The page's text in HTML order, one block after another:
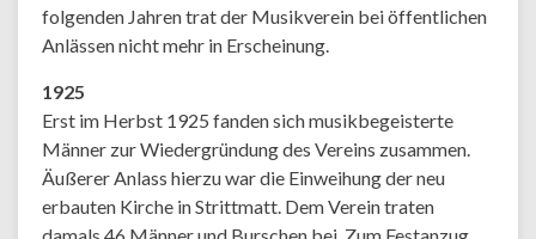
folgenden Jahren trat der Musikverein bei öffentlichen
Anlässen nicht mehr in Erscheinung.
1925
Erst im Herbst 1925 fanden sich musikbegeisterte
Männer zur Wiedergründung des Vereins zusammen.
Äußerer Anlass hierzu war die Einweihung der neu
erbauten Kirche in Strittmatt. Dem Verein traten